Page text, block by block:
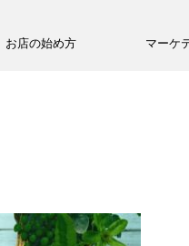
お店の始め方 マーケ